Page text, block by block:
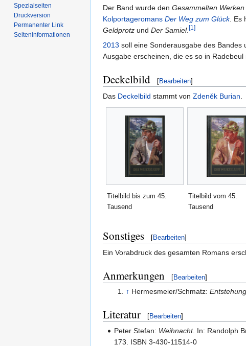
Der Band wurde den Gesammelten Werken
Kolportageromans Der Weg zum Glück. Es
Geldprotz und Der Samiel.[1]
2013 soll eine Sonderausgabe des Bandes
Ausgabe erscheinen, die es so in Radebeul
Deckelbild [Bearbeiten]
Das Deckelbild stammt von Zdeněk Burian.
Titelbild bis zum 45.
Tausend
Titelbild vom 45.
Tausend
Sonstiges [Bearbeiten]
Ein Vorabdruck des gesamten Romans
Anmerkungen [Bearbeiten]
↑ Hermesmeier/Schmatz:
Literatur [Bearbeiten]
Peter Stefan: Weihnacht. In: Randolph
173. ISBN 3-430-11514-0
Spezialseiten
Druckversion
Permanenter Link
Seiten­informationen